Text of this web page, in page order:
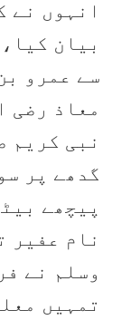
انہوں نے
بیان
سے عمرو
معاذ رضی
نبی کریم
گدھے پر
پیچھے
نام عفیر
وسلم نے
تمہیں